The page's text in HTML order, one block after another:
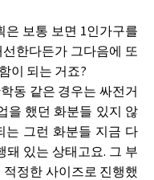
은 보통 보면 1인가구를
한다든가 그다음에 또
이 되는 거죠?
동 같은 경우는 싸전거
을 했던 화분들 있지 않
는 그런 화분들 지금 다
돼 있는 상태고요. 그 부
정한 사이즈로 진행했